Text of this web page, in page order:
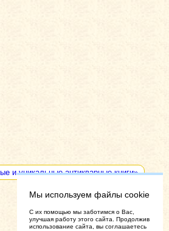
и уникальные антикварные книги»
Мы используем файлы cookie
C их помощью мы заботимся о Вас,
улучшая работу этого сайта. Продолжив
использование сайта, вы соглашаетесь